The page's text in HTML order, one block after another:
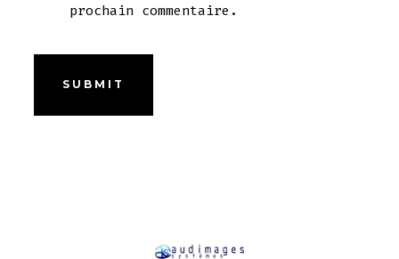
prochain commentaire.